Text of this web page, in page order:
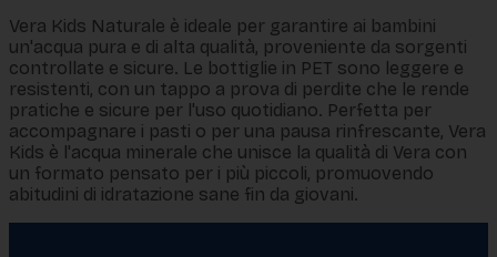
Vera Kids Naturale è ideale per garantire ai bambini
un'acqua pura e di alta qualità, proveniente da sorgenti
controllate e sicure. Le bottiglie in PET sono leggere e
resistenti, con un tappo a prova di perdite che le rende
pratiche e sicure per l'uso quotidiano. Perfetta per
accompagnare i pasti o per una pausa rinfrescante, Vera
Kids è l'acqua minerale che unisce la qualità di Vera con
un formato pensato per i più piccoli, promuovendo
abitudini di idratazione sane fin da giovani.